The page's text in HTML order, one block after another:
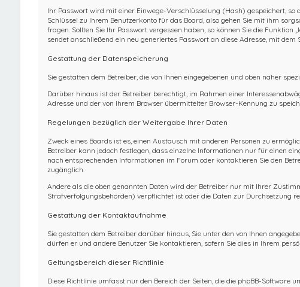
Ihr Passwort wird mit einer Einwege-Verschlüsselung (Hash) gespeichert,
Schlüssel zu Ihrem Benutzerkonto für das Board, also gehen Sie mit ihm
fragen. Sollten Sie Ihr Passwort vergessen haben, so können Sie die
sendet anschließend ein neu generiertes Passwort an diese Adresse, mit
Gestattung der Datenspeicherung
Sie gestatten dem Betreiber, die von Ihnen eingegebenen und oben näher
Darüber hinaus ist der Betreiber berechtigt, im Rahmen einer
Adresse und der von Ihrem Browser übermittelter Browser-Kennung zu
Regelungen bezüglich der Weitergabe Ihrer Daten
Zweck eines Boards ist es, einen Austausch mit anderen Personen zu
Betreiber kann jedoch festlegen, dass einzelne Informationen nur für einen
nach entsprechenden Informationen im Forum oder kontaktieren Sie den
zugänglich.
Andere als die oben genannten Daten wird der Betreiber nur mit Ihrer
Strafverfolgungsbehörden) verpflichtet ist oder die Daten zur Durchsetzung
Gestattung der Kontaktaufnahme
Sie gestatten dem Betreiber darüber hinaus, Sie unter den von Ihnen
dürfen er und andere Benutzer Sie kontaktieren, sofern Sie dies in Ihrem
Geltungsbereich dieser Richtlinie
Diese Richtlinie umfasst nur den Bereich der Seiten, die die phpBB-Software